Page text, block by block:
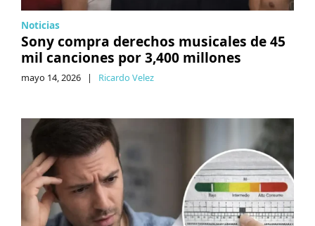
Noticias
Sony compra derechos musicales de 45
mil canciones por 3,400 millones
mayo 14, 2026 | Ricardo Velez